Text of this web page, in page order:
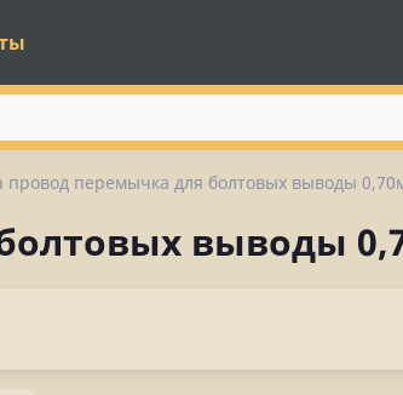
провод перемычка для болтовых выводы
выводы